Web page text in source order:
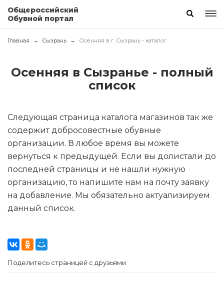
Общероссийский
Обувной портал
Главная Сызрань Осенняя в г. Сызрань - каталог
Осенняя в Сызранье - полный
список
Следующая страница каталога магазинов так же
содержит добросовестные обувные
организации. В любое время вы можете
вернуться к предыдущей. Если вы долистали до
последней страницы и не нашли нужную
организацию, то напишите нам на почту заявку
на добавление. Мы обязательно актуализируем
данный список.
Поделитесь страницей с друзьями